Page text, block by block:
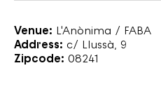
Venue: L'Anònima / FABA
Address: c/ Llussà, 9
Zipcode: 08241